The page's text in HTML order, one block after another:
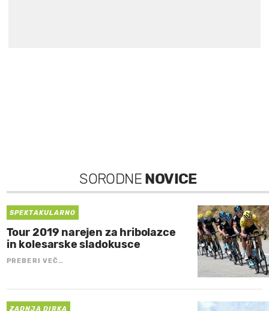
SORODNE NOVICE
SPEKTAKULARNO
Tour 2019 narejen za hribolazce
in kolesarske sladokusce
PREBERI VEČ…
ZADNJA DIRKA